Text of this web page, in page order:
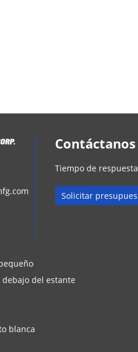
Contáctanos
Tiempo de
Solicitar
del estante
blanca